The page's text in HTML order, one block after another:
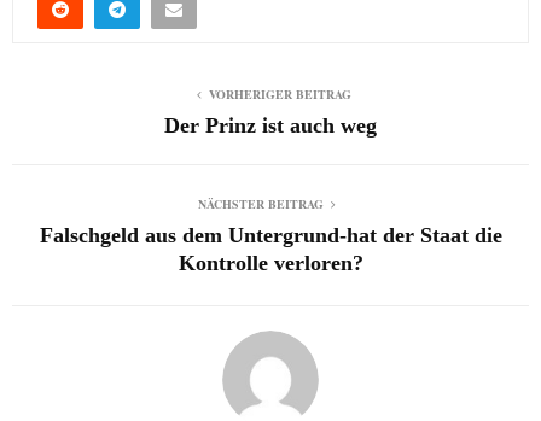
VORHERIGER BEITRAG
Der Prinz ist auch weg
NÄCHSTER BEITRAG
Falschgeld aus dem Untergrund-hat der Staat die
Kontrolle verloren?